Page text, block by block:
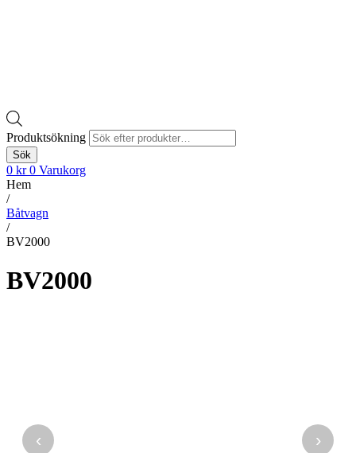
Produktsökning
Sök
0 kr 0 Varukorg
Hem
/
Båtvagn
/
BV2000
BV2000
‹ ›